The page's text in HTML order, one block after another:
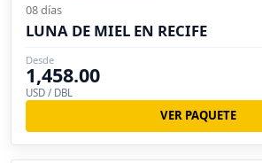
08 días
LUNA DE MIEL EN RECIFE
Desde
1,458.00
USD / DBL
VER PAQUETE